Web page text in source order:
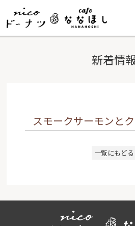
新着情
スモークサーモンと
一覧にもどる